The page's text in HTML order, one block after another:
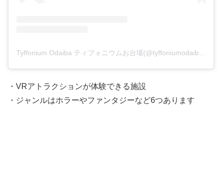
・VRアトラクションが体験できる施設
・ジャンルはホラーやファンタジーなど6つあります